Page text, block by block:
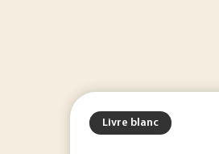
Livre blanc